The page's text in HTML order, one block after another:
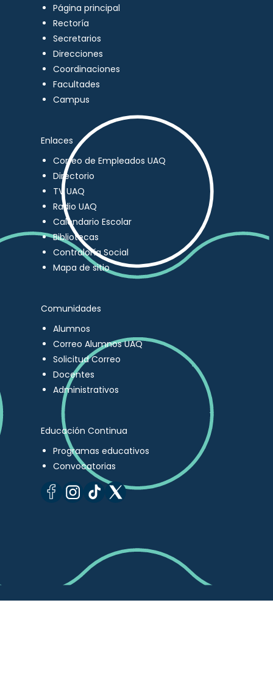
Página principal
Rectoría
Secretarios
Direcciones
Coordinaciones
Facultades
Campus
Enlaces
Correo de Empleados UAQ
Directorio
TV UAQ
Radio UAQ
Calendario Escolar
Bibliotecas
Contraloría Social
Mapa de sitio
Comunidades
Alumnos
Correo Alumnos UAQ
Solicitud Correo
Docentes
Administrativos
Educación Continua
Programas educativos
Convocatorias